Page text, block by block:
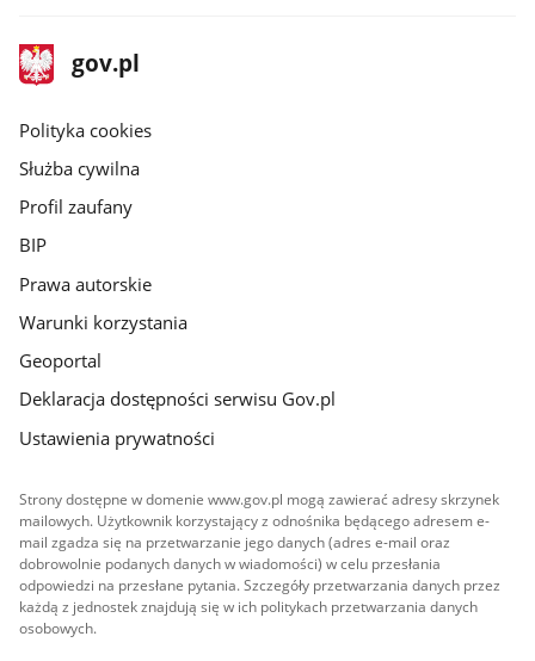
stopka
gov.pl
Strona
gov.pl
gov.pl
Polityka cookies
Służba cywilna
Profil zaufany
BIP
Prawa autorskie
Warunki korzystania
Geoportal
Deklaracja dostępności serwisu Gov.pl
Ustawienia prywatności
Strony dostępne w domenie www.gov.pl mogą zawierać adresy skrzynek
mailowych. Użytkownik korzystający z odnośnika będącego adresem e-
mail zgadza się na przetwarzanie jego danych (adres e-mail oraz
dobrowolnie podanych danych w wiadomości) w celu przesłania
odpowiedzi na przesłane pytania. Szczegóły przetwarzania danych przez
każdą z jednostek znajdują się w ich politykach przetwarzania danych
osobowych.